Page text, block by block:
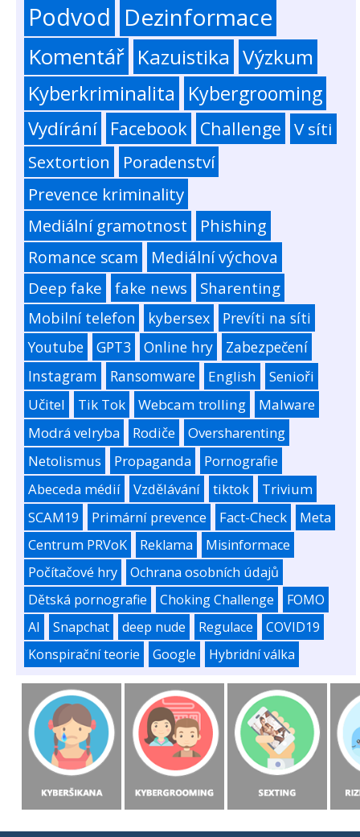
Podvod Dezinformace
Komentář Kazuistika Výzkum
Kyberkriminalita Kybergrooming
Vydírání Facebook Challenge
V síti
Sextortion
Poradenství
Prevence kriminality
Mediální gramotnost
Phishing
Romance scam
Mediální výchova
Deep fake fake news Sharenting
Mobilní telefon kybersex
Prevíti na síti
Youtube
GPT3 Online hry
Zabezpečení
Instagram
Ransomware English
Senioři
Učitel
Tik Tok Webcam trolling
Malware
Modrá velryba
Rodiče
Oversharenting
Netolismus
Propaganda
Pornografie
Abeceda médií
Vzdělávání tiktok
Trivium
SCAM19
Primární prevence Fact-Check
Meta
Centrum PRVoK
Reklama
Misinformace
Počítačové hry
Ochrana osobních údajů
Dětská pornografie
Choking Challenge
FOMO
AI
Snapchat deep nude Regulace
COVID19
Konspirační teorie
Google Hybridní válka